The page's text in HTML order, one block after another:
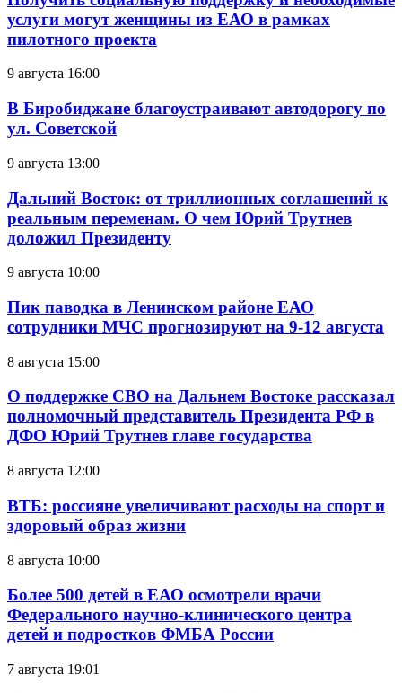
услуги могут женщины из ЕАО в рамках
пилотного проекта
9 августа 16:00
В Биробиджане благоустраивают автодорогу по
ул. Советской
9 августа 13:00
Дальний Восток: от триллионных соглашений к
реальным переменам. О чем Юрий Трутнев
доложил Президенту
9 августа 10:00
Пик паводка в Ленинском районе ЕАО
сотрудники МЧС прогнозируют на 9-12 августа
8 августа 15:00
О поддержке СВО на Дальнем Востоке рассказал
полномочный представитель Президента РФ в
ДФО Юрий Трутнев главе государства
8 августа 12:00
ВТБ: россияне увеличивают расходы на спорт и
здоровый образ жизни
8 августа 10:00
Более 500 детей в ЕАО осмотрели врачи
Федерального научно-клинического центра
детей и подростков ФМБА России
7 августа 19:01